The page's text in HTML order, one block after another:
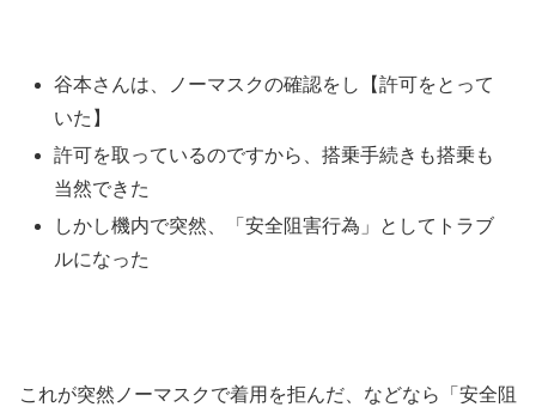
谷本さんは、ノーマスクの確認をし【許可をとって
いた】
許可を取っているのですから、搭乗手続きも搭乗も
当然できた
しかし機内で突然、「安全阻害行為」としてトラブ
ルになった
これが突然ノーマスクで着用を拒んだ、などなら「安全阻